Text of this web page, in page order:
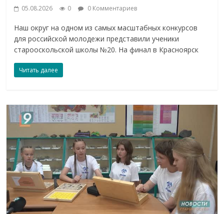
05.08.2026 0 0 Комментариев
Наш округ на одном из самых масштабных конкурсов
для российской молодежи представили ученики
старооскольской школы №20. На финал в Красноярск
Читать далее